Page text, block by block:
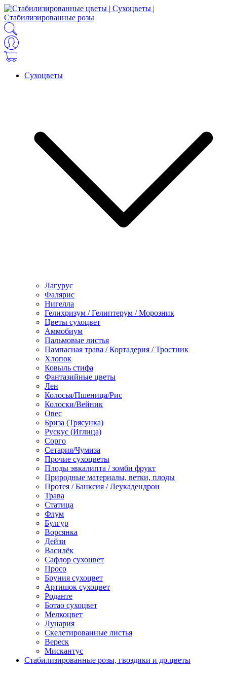
Сухоцветы
Лагурус
Фалярис
Нигелла
Гелихризум / Гелиптерум / Морозник
Цветы сухоцвет
Аммобиум
Пальмовые листья
Пампасная трава / Кортадерия / Тростник
Хлопок
Ковыль стифа
Фантазийные цветы
Лен
Колосья/Пшеница/Рис
Колоски/Вейник
Овес
Бриза (Трясунка)
Рускус (Иглица)
Сорго
Сетария/Чумиза
Прочие сухоцветы
Плоды эвкалипта / зомби фрукт
Природные материалы, ветки, плоды
Протея / Банксия / Леукадендрон
Трава
Статица
Флум
Булгур
Ворсянка
Дейзи
Василёк
Сафлор сухоцвет
Просо
Бруния сухоцвет
Артишок сухоцвет
Роданте
Ботао сухоцвет
Мелкоцвет
Лунария
Скелетированные листья
Вереск
Мискантус
Стабилизированные розы, гвоздики и др.цветы